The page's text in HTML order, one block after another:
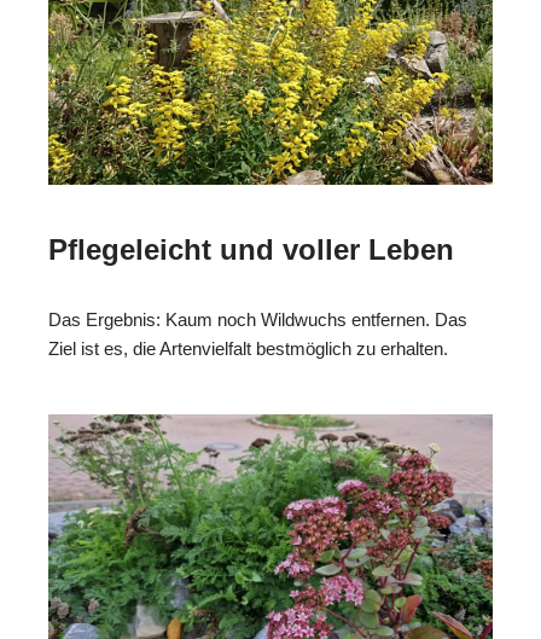
Pflegeleicht und voller Leben
Das Ergebnis: Kaum noch Wildwuchs entfernen. Das
Ziel ist es, die Artenvielfalt bestmöglich zu erhalten.